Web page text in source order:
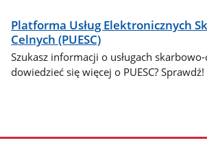
Platforma Usług Elektronicznych
Celnych (PUESC)
Szukasz informacji o usługach
dowiedzieć się więcej o PUESC? Sprawdź!